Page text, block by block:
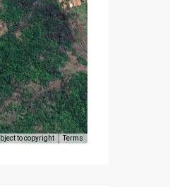
to copyright Terms